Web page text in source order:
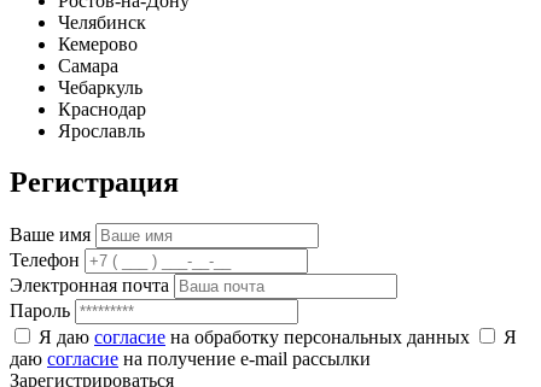
Челябинск
Кемерово
Самара
Чебаркуль
Краснодар
Ярославль
Регистрация
Ваше имя
Телефон
Электронная почта
Пароль
Я даю согласие на обработку персональных данных
Я
даю согласие на получение e-mail рассылки
Зарегистрироваться